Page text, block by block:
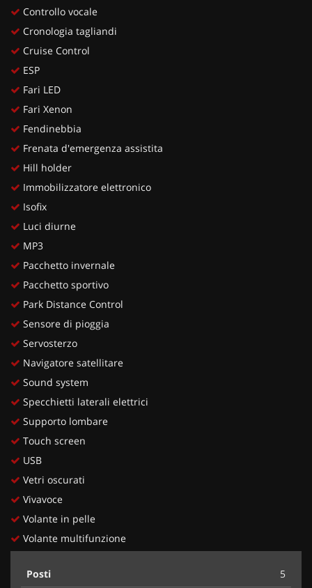
Controllo vocale
Cronologia tagliandi
Cruise Control
ESP
Fari LED
Fari Xenon
Fendinebbia
Frenata d'emergenza assistita
Hill holder
Immobilizzatore elettronico
Isofix
Luci diurne
MP3
Pacchetto invernale
Pacchetto sportivo
Park Distance Control
Sensore di pioggia
Servosterzo
Navigatore satellitare
Sound system
Specchietti laterali elettrici
Supporto lombare
Touch screen
USB
Vetri oscurati
Vivavoce
Volante in pelle
Volante multifunzione
Posti 5